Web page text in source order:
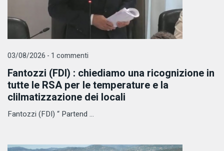
03/08/2026 - 1 commenti
Fantozzi (FDI) : chiediamo una ricognizione in
tutte le RSA per le temperature e la
clilmatizzazione dei locali
Fantozzi (FDI) “ Partend ...